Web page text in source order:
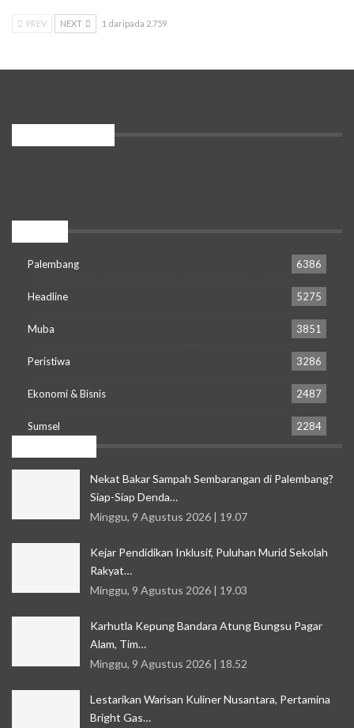
PREV NEXT 1 daripada 2.759
Palembang 6386
Headline 5275
Muba 3851
Peristiwa 3286
Ekonomi & Bisnis 2487
Sumsel 2284
Nekat Bakar Sampah Sembarangan di Palembang?
Siap-Siap Denda…
Minggu, 9 Agustus 2026 | 19.07
Kejar Pendidikan Inklusif, Puluhan Murid Sekolah
Rakyat…
Minggu, 9 Agustus 2026 | 19.03
Karhutla Kepung Bandara Atung Bungsu Pagar
Alam, Tim…
Minggu, 9 Agustus 2026 | 18.52
Lestarikan Warisan Kuliner Nusantara, Pertamina
Bright Gas…